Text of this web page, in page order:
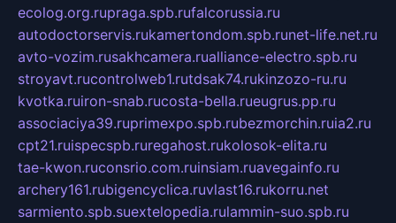
ecolog.org.rupraga.spb.rufalcorussia.ru
autodoctorservis.rukamertondom.spb.runet-life.net.ru
avto-vozim.rusakhcamera.rualliance-electro.spb.ru
stroyavt.rucontrolweb1.rutdsak74.rukinzozo-ru.ru
kvotka.ruiron-snab.rucosta-bella.rueugrus.pp.ru
associaciya39.ruprimexpo.spb.rubezmorchin.ruia2.ru
cpt21.ruispecspb.ruregahost.rukolosok-elita.ru
tae-kwon.ruconsrio.com.ruinsiam.ruavegainfo.ru
archery161.rubigencyclica.ruvlast16.rukorru.net
sarmiento.spb.suextelopedia.rulammin-suo.spb.ru